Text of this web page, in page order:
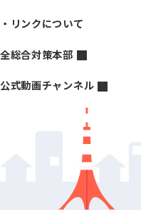
リンクについて
総合対策本部
式動画チャンネル